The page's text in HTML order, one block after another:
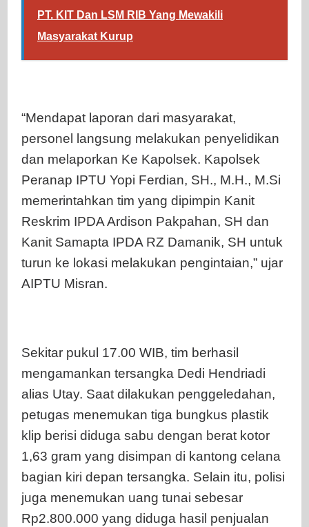
PT. KIT Dan LSM RIB Yang Mewakili
Masyarakat Kurup
“Mendapat laporan dari masyarakat,
personel langsung melakukan penyelidikan
dan melaporkan Ke Kapolsek. Kapolsek
Peranap IPTU Yopi Ferdian, SH., M.H., M.Si
memerintahkan tim yang dipimpin Kanit
Reskrim IPDA Ardison Pakpahan, SH dan
Kanit Samapta IPDA RZ Damanik, SH untuk
turun ke lokasi melakukan pengintaian,” ujar
AIPTU Misran.
Sekitar pukul 17.00 WIB, tim berhasil
mengamankan tersangka Dedi Hendriadi
alias Utay. Saat dilakukan penggeledahan,
petugas menemukan tiga bungkus plastik
klip berisi diduga sabu dengan berat kotor
1,63 gram yang disimpan di kantong celana
bagian kiri depan tersangka. Selain itu, polisi
juga menemukan uang tunai sebesar
Rp2.800.000 yang diduga hasil penjualan